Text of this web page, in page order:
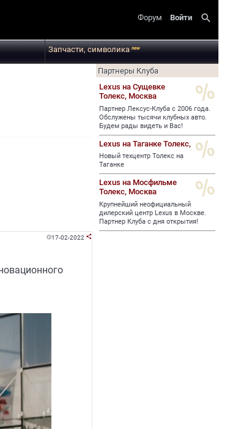
Форум Войти search
Запчасти, символикаnew
17-02-2022 
Партнеры Клуба
Lexus на Сущевке
Толекс, Москва
Партнер Лексус-Клуба с 2006 года.
Обслужены тысячи клубных авто.
Будем рады видеть и Вас!
Lexus на Таганке Толекс,
Новый техцентр Толекс на
Таганке
Lexus на Мосфильме
Толекс, Москва
Крупнейший неофициальный
дилерский центр Lexus в Москве.
Партнер Клуба с дня открытия!